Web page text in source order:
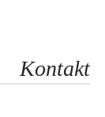
Kontakt